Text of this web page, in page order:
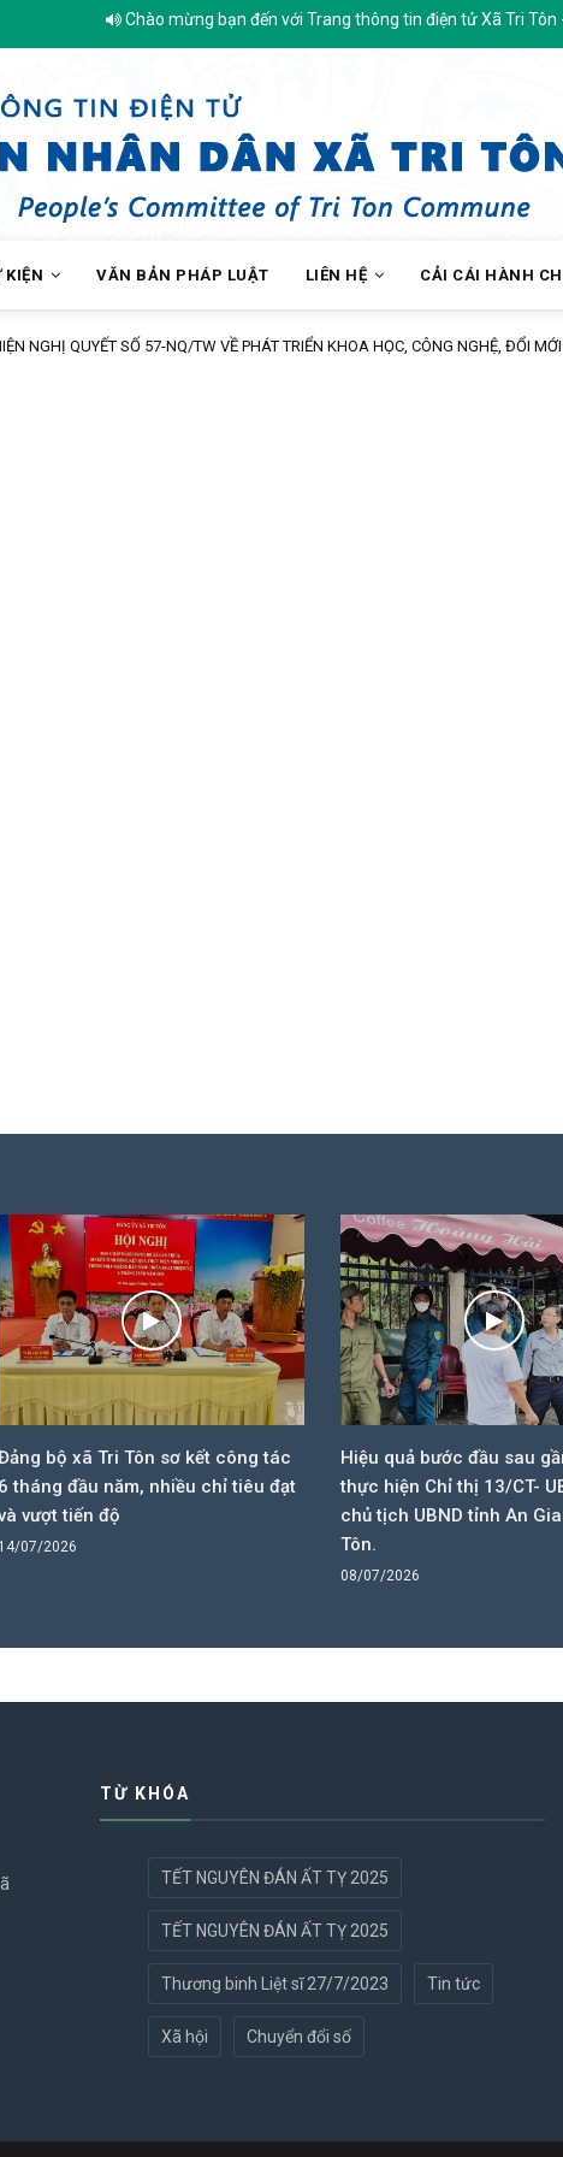
Chào mừng bạn đến với Trang thông tin điện tử Xã Tri Tôn -
KIỆN VĂN BẢN PHÁP LUẬT LIÊN HỆ CẢI CÁI HÀNH
NGHỊ QUYẾT SỐ 57-NQ/TW VỀ PHÁT TRIỂN KHOA HỌC, CÔNG NGHỆ, ĐỔI
bộ xã Tri Tôn sơ kết công tác
6 tháng đầu năm, nhiều chỉ tiêu đạt
vượt tiến độ
14/07/2026
Hiệu quả bước đầu sau
thực hiện Chỉ thị 13/CT-
chủ tịch UBND tỉnh An
Tôn.
08/07/2026
TỪ KHÓA
TẾT NGUYÊN ĐÁN ẤT TỴ 2025
TẾT NGUYÊN ĐÁN ẤT TỴ 2025
Thương binh Liệt sĩ 27/7/2023 Tin tức
Xã hội Chuyển đổi số